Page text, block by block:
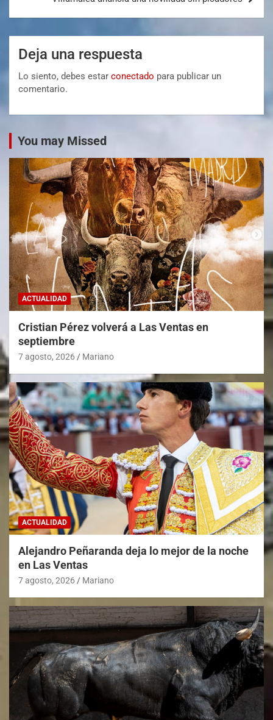
Deja una respuesta
Lo siento, debes estar conectado para publicar un
comentario.
You may Missed
ACTUALIDAD
Cristian Pérez volverá a Las Ventas en
septiembre
7 agosto, 2026 Mariano
ACTUALIDAD
Alejandro Peñaranda deja lo mejor de la noche
en Las Ventas
7 agosto, 2026 Mariano